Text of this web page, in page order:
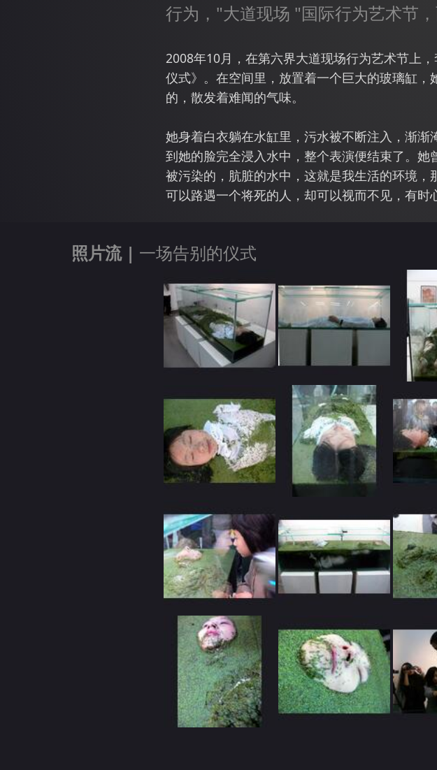
行为，"大道现场 "国际行为艺术节
2008年10月，在第六界大道现场行为艺术节上
仪式》。在空间里，放置着一个巨大的玻璃缸
的，散发着难闻的气味。
她身着白衣躺在水缸里，污水被不断注入，渐
到她的脸完全浸入水中，整个表演便结束了。
被污染的，肮脏的水中，这就是我生活的环境
可以路遇一个将死的人，却可以视而不见，有时
照片流 | 一场告别的仪式